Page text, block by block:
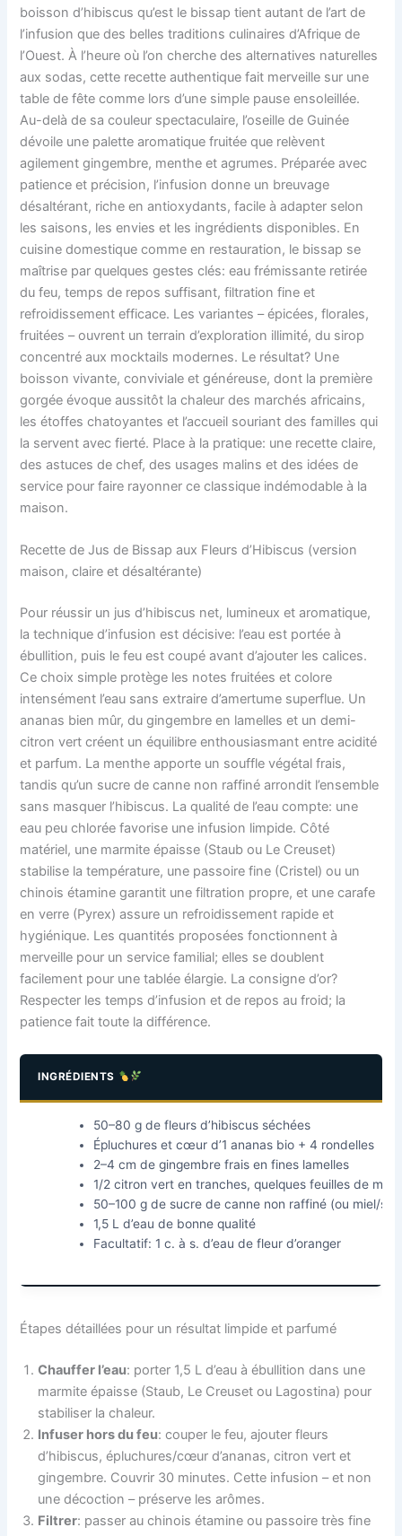
boisson d’hibiscus qu’est le bissap tient autant de l’art de
l’infusion que des belles traditions culinaires d’Afrique de
l’Ouest. À l’heure où l’on cherche des alternatives naturelles
aux sodas, cette recette authentique fait merveille sur une
table de fête comme lors d’une simple pause ensoleillée.
Au-delà de sa couleur spectaculaire, l’oseille de Guinée
dévoile une palette aromatique fruitée que relèvent
agilement gingembre, menthe et agrumes. Préparée avec
patience et précision, l’infusion donne un breuvage
désaltérant, riche en antioxydants, facile à adapter selon
les saisons, les envies et les ingrédients disponibles. En
cuisine domestique comme en restauration, le bissap se
maîtrise par quelques gestes clés: eau frémissante retirée
du feu, temps de repos suffisant, filtration fine et
refroidissement efficace. Les variantes – épicées, florales,
fruitées – ouvrent un terrain d’exploration illimité, du sirop
concentré aux mocktails modernes. Le résultat? Une
boisson vivante, conviviale et généreuse, dont la première
gorgée évoque aussitôt la chaleur des marchés africains,
les étoffes chatoyantes et l’accueil souriant des familles qui
la servent avec fierté. Place à la pratique: une recette claire,
des astuces de chef, des usages malins et des idées de
service pour faire rayonner ce classique indémodable à la
maison.
Recette de Jus de Bissap aux Fleurs d’Hibiscus (version
maison, claire et désaltérante)
Pour réussir un jus d’hibiscus net, lumineux et aromatique,
la technique d’infusion est décisive: l’eau est portée à
ébullition, puis le feu est coupé avant d’ajouter les calices.
Ce choix simple protège les notes fruitées et colore
intensément l’eau sans extraire d’amertume superflue. Un
ananas bien mûr, du gingembre en lamelles et un demi-
citron vert créent un équilibre enthousiasmant entre acidité
et parfum. La menthe apporte un souffle végétal frais,
tandis qu’un sucre de canne non raffiné arrondit l’ensemble
sans masquer l’hibiscus. La qualité de l’eau compte: une
eau peu chlorée favorise une infusion limpide. Côté
matériel, une marmite épaisse (Staub ou Le Creuset)
stabilise la température, une passoire fine (Cristel) ou un
chinois étamine garantit une filtration propre, et une carafe
en verre (Pyrex) assure un refroidissement rapide et
hygiénique. Les quantités proposées fonctionnent à
merveille pour un service familial; elles se doublent
facilement pour une tablée élargie. La consigne d’or?
Respecter les temps d’infusion et de repos au froid; la
patience fait toute la différence.
INGRÉDIENTS
50–80 g de fleurs d’hibiscus séchées
Épluchures et cœur d’1 ananas bio + 4 rondelles
2–4 cm de gingembre frais en fines lamelles
1/2 citron vert en tranches, quelques feuilles de
50–100 g de sucre de canne non raffiné (ou miel/
1,5 L d’eau de bonne qualité
Facultatif: 1 c. à s. d’eau de fleur d’oranger
Étapes détaillées pour un résultat limpide et parfumé
Chauffer l’eau: porter 1,5 L d’eau à ébullition dans une
marmite épaisse (Staub, Le Creuset ou Lagostina) pour
stabiliser la chaleur.
Infuser hors du feu: couper le feu, ajouter fleurs
d’hibiscus, épluchures/cœur d’ananas, citron vert et
gingembre. Couvrir 30 minutes. Cette infusion – et non
une décoction – préserve les arômes.
Filtrer: passer au chinois étamine ou passoire très fine